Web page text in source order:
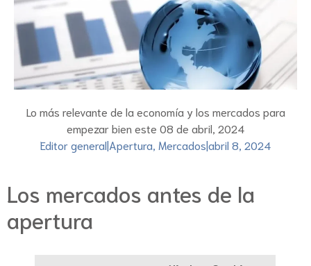
Lo más relevante de la economía y los mercados para
empezar bien este 08 de abril, 2024
Editor general|Apertura, Mercados|abril 8, 2024
Los mercados antes de la
apertura